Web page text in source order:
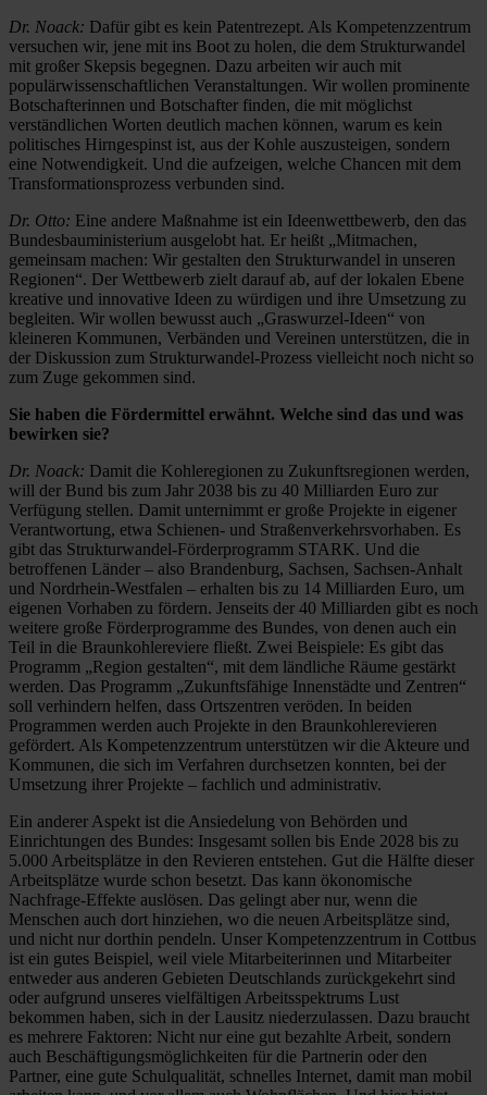
Dr. Noack: Dafür gibt es kein Patent­rezept. Als Kompetenzzentrum
versuchen wir, ­jene mit ins Boot zu holen, die dem Strukturwandel
mit großer Skepsis begegnen. Dazu arbeiten wir auch mit
populärwissenschaftlichen Veranstaltungen. Wir wollen prominente
Botschafterinnen und Botschafter finden, die mit möglichst
verständlichen Worten deutlich machen können, warum es kein
politisches Hirngespinst ist, aus der Kohle auszusteigen, sondern
eine Notwendigkeit. Und die aufzeigen, welche Chancen mit dem
Transformationsprozess verbunden sind.
Dr. Otto: Eine andere Maßnahme ist ein Ideenwettbewerb, den das
Bundesbauministerium ausgelobt hat. Er heißt „Mitmachen,
gemeinsam machen: Wir gestalten den Strukturwandel in unseren
Regionen“. Der Wettbewerb zielt darauf ab, auf der lokalen Ebene
kreative und innovative Ideen zu würdigen und ihre Umsetzung zu
begleiten. Wir wollen bewusst auch „Graswurzel-Ideen“ von
kleineren Kommunen, Verbänden und Vereinen unterstützen, die in
der Diskussion zum Strukturwandel-Prozess vielleicht noch nicht so
zum Zuge gekommen sind.
Sie haben die Fördermittel erwähnt. Welche sind das und was
bewirken sie?
Dr. Noack: Damit die Kohleregionen zu Zukunftsregionen werden,
will der Bund bis zum Jahr 2038 bis zu 40 Milliarden Euro zur
Verfügung stellen. Damit unternimmt er große Projekte in eigener
Verantwortung, etwa Schienen- und Straßenverkehrsvorhaben. Es
gibt das Strukturwandel-Förderprogramm STARK. Und die
betroffenen Länder – also Brandenburg, Sachsen, Sachsen-Anhalt
und Nordrhein-Westfalen – erhalten bis zu 14 Milliarden Euro, um
eigenen Vorhaben zu fördern. Jenseits der 40 Milliarden gibt es noch
weitere große Förderprogramme des Bundes, von denen auch ein
Teil in die Braunkohlereviere fließt. Zwei Beispiele: Es gibt das
Programm „Region gestalten“, mit dem ländliche Räume gestärkt
werden. Das Programm „Zukunftsfähige Innenstädte und Zentren“
soll verhindern helfen, dass Ortszentren veröden. In ­beiden
Programmen werden auch ­Projekte in den Braunkohlerevieren
gefördert. Als Kompetenzzentrum unterstützen wir die Akteure und
Kommunen, die sich im Verfahren durchsetzen ­konnten, bei der
Umsetzung ihrer Projekte – fachlich und administrativ.
Ein anderer Aspekt ist die Ansiedelung von Behörden und
Einrichtungen des Bundes: Insgesamt sollen bis Ende 2028 bis zu
5.000 Arbeitsplätze in den Revieren entstehen. Gut die Hälfte dieser
Arbeitsplätze wurde schon besetzt. Das kann ökonomische
Nachfrage-Effekte auslösen. Das gelingt aber nur, wenn die
Menschen auch dort hinziehen, wo die neuen Arbeitsplätze sind,
und nicht nur dorthin pendeln. Unser Kompetenzzentrum in Cottbus
ist ein gutes Beispiel, weil viele Mitarbeiterinnen und Mitarbeiter
entweder aus anderen Gebieten Deutschlands zurückgekehrt sind
oder aufgrund unseres vielfältigen Arbeitsspektrums Lust
bekommen haben, sich in der Lausitz niederzulassen. Dazu braucht
es mehrere Faktoren: Nicht nur eine gut bezahlte Arbeit, sondern
auch Beschäftigungsmöglichkeiten für die Partnerin oder den
Partner, eine gute Schulqualität, schnelles Internet, damit man mobil